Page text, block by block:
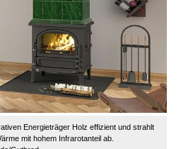
Energieträger Holz effizient und strahlt
mit hohem Infrarotanteil ab.